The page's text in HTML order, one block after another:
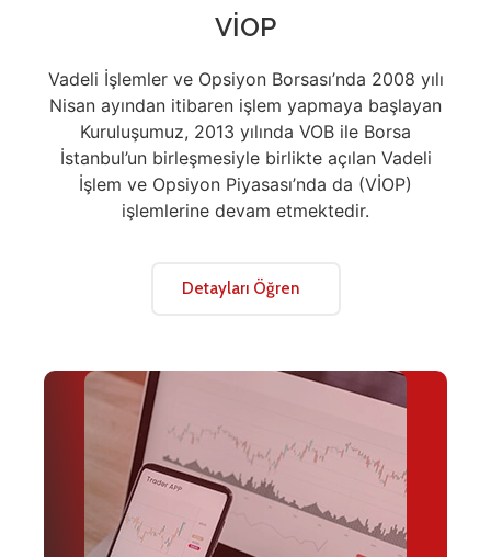
VİOP
Vadeli İşlemler ve Opsiyon Borsası’nda 2008 yılı
Nisan ayından itibaren işlem yapmaya başlayan
Kuruluşumuz, 2013 yılında VOB ile Borsa
İstanbul’un birleşmesiyle birlikte açılan Vadeli
İşlem ve Opsiyon Piyasası’nda da (VİOP)
işlemlerine devam etmektedir.
Detayları Öğren